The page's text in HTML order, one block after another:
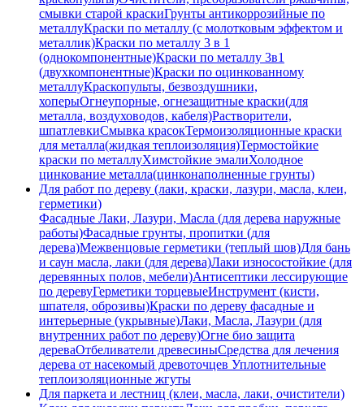
смывки старой краскиГрунты антикоррозийные по
металлуКраски по металлу (с молотковым эффектом и
металлик)Краски по металлу 3 в 1
(однокомпонентные)Краски по металлу 3в1
(двухкомпонентные)Краски по оцинкованному
металлуКраскопульты, безвоздушники,
хоперыОгнеупорные, огнезащитные краски(для
металла, воздуховодов, кабеля)Растворители,
шпатлевкиСмывка красокТермоизоляционные краски
для металла(жидкая теплоизоляция)Термостойкие
краски по металлуХимстойкие эмалиХолодное
цинкование металла(цинконаполненные грунты)
Для работ по дереву (лаки, краски, лазури, масла, клеи,
герметики)
Фасадные Лаки, Лазури, Масла (для дерева наружные
работы)Фасадные грунты, пропитки (для
дерева)Межвенцовые герметики (теплый шов)Для бань
и саун масла, лаки (для дерева)Лаки износостойкие (для
деревянных полов, мебели)Антисептики лесcирующие
по деревуГерметики торцевыеИнструмент (кисти,
шпателя, оброзивы)Краски по дереву фасадные и
интерьерные (укрывные)Лаки, Масла, Лазури (для
внутренних работ по дереву)Огне био защита
дереваОтбеливатели древесиныСредства для лечения
дерева от насекомый древоточцев Уплотнительные
теплоизоляционные жгуты
Для паркета и лестниц (клеи, масла, лаки, очистители)